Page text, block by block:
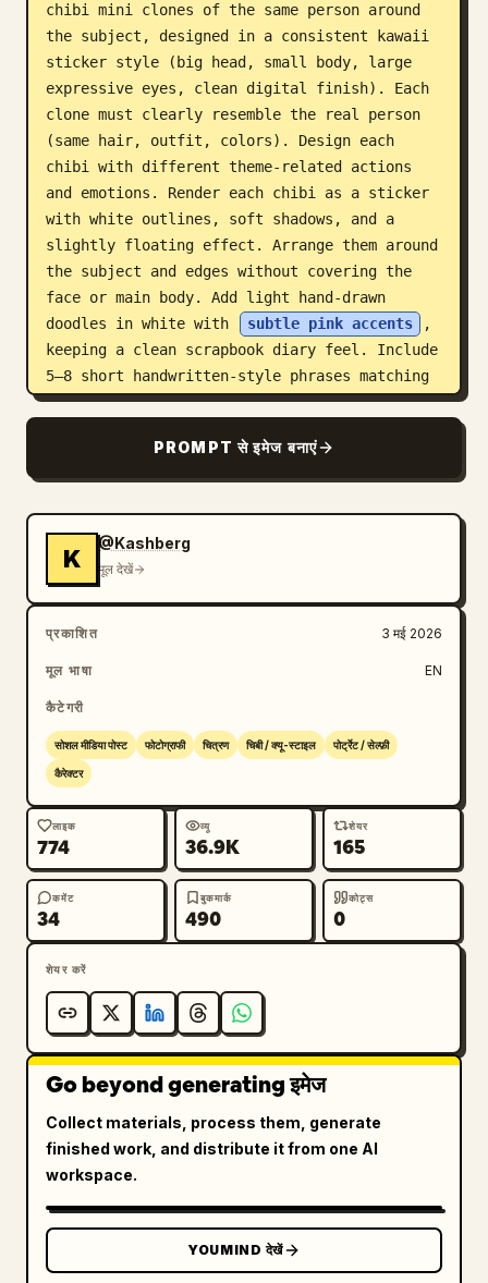
chibi mini clones of the same person around
the subject, designed in a consistent kawaii
sticker style (big head, small body, large
expressive eyes, clean digital finish). Each
clone must clearly resemble the real person
(same hair, outfit, colors). Design each
chibi with different theme-related actions
and emotions. Render each chibi as a sticker
with white outlines, soft shadows, and a
slightly floating effect. Arrange them around
the subject and edges without covering the
face or main body. Add light hand-drawn
doodles in white with
subtle pink accents
,
keeping a clean scrapbook diary feel. Include
5–8 short handwritten-style phrases matching
the mood. Composition: keep the real person
stickers and doodles. The result should feel
like a polished, playful, high-resolution
PROMPT से इमेज बनाएं
K
@Kashberg
मूल देखें
प्रकाशित 3 मई 2026
मूल भाषा EN
कैटेगरी
सोशल मीडिया पोस्ट फोटोग्राफी चित्रण चिबी / क्यू-स्टाइल पोर्ट्रेट / सेल्फ़ी
कैरेक्टर
लाइक
774
व्यू
36.9K
शेयर
165
कमेंट
34
बुकमार्क
490
कोट्स
0
शेयर करें
Go beyond generating इमेज
Collect materials, process them, generate
finished work, and distribute it from one AI
workspace.
YOUMIND देखें